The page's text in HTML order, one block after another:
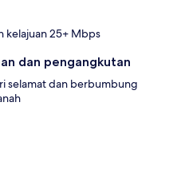
kelajuan 25+ Mbps
dan pengangkutan
selamat dan berbumbung